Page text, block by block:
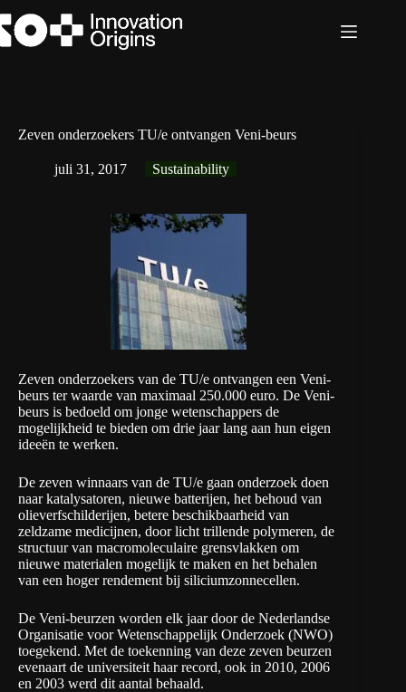
naar
de
Zeven onderzoekers TU/e ontvangen Veni-beurs
juli 31, 2017 Sustainability
Zeven onderzoekers van de TU/e ontvangen een Veni-
beurs ter waarde van maximaal 250.000 euro. De Veni-
beurs is bedoeld om jonge wetenschappers de
mogelijkheid te bieden om drie jaar lang aan hun eigen
ideeën te werken.
De zeven winnaars van de TU/e gaan onderzoek doen
naar katalysatoren, nieuwe batterijen, het behoud van
olieverfschilderijen, betere beschikbaarheid van
zeldzame medicijnen, door licht trillende polymeren, de
structuur van macromoleculaire grensvlakken om
nieuwe materialen mogelijk te maken en het behalen
van een hoger rendement bij siliciumzonnecellen.
De Veni-beurzen worden elk jaar door de Nederlandse
Organisatie voor Wetenschappelijk Onderzoek (NWO)
toegekend. Met de toekenning van deze zeven beurzen
evenaart de universiteit haar record, ook in 2010, 2006
en 2003 werd dit aantal behaald.